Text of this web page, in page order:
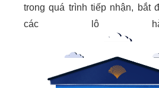
trong quá trình tiếp nhận, bắt
các lô